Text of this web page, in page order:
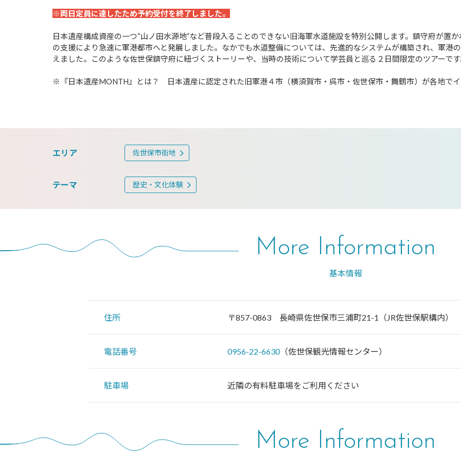
※両日定員に達したため予約受付を終了しました。
日本遺産構成資産の一つ“山ノ田水源地”など普段入ることのできない旧海軍水道施設を特別公開します。鎮守府が置
の支援により急速に軍港都市へと発展しました。なかでも水道整備については、先進的なシステムが構築され、軍港
えました。このような佐世保鎮守府に紐づくストーリーや、当時の技術について学芸員と巡る２日間限定のツアーで
※『日本遺産MONTH』とは？ 日本遺産に認定された旧軍港４市（横須賀市・呉市・佐世保市・舞鶴市）が各地で
エリア 佐世保市街地
テーマ 歴史・文化体験
More Information
基本情報
住所 〒857-0863 長崎県佐世保市三浦町21-1（JR佐世保駅構内）
電話番号 0956-22-6630（佐世保観光情報センター）
駐車場 近隣の有料駐車場をご利用ください
More Information